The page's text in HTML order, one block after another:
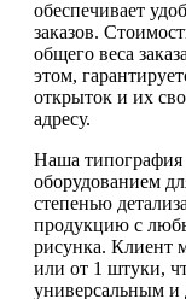
обеспечивает
заказов.
общего веса
этом,
открыток и их
адресу.
Наша типография
оборудованием
степенью
продукцию с
рисунка. Клиент
или от 1 штуки,
универсальным и